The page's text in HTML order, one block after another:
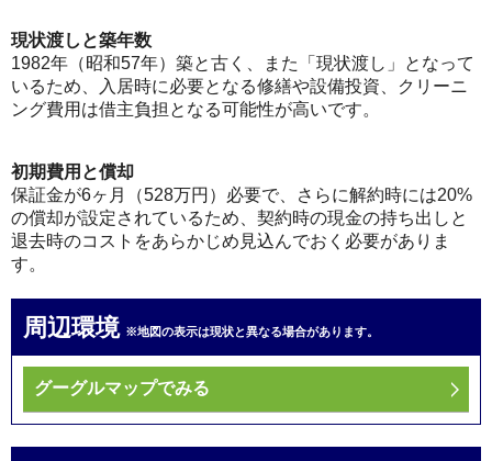
現状渡しと築年数
1982年（昭和57年）築と古く、また「現状渡し」となって
いるため、入居時に必要となる修繕や設備投資、クリーニ
ング費用は借主負担となる可能性が高いです。
初期費用と償却
保証金が6ヶ月（528万円）必要で、さらに解約時には20%
の償却が設定されているため、契約時の現金の持ち出しと
退去時のコストをあらかじめ見込んでおく必要がありま
す。
周辺環境 ※地図の表示は現状と異なる場合があります。
グーグルマップでみる